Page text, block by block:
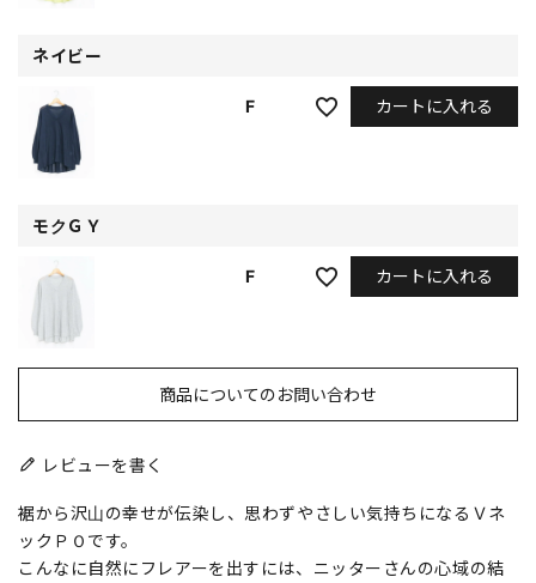
ネイビー
F カートに入れる
モクＧＹ
F カートに入れる
商品についてのお問い合わせ
レビューを書く
裾から沢山の幸せが伝染し、思わずやさしい気持ちになるＶネ
ックＰＯです。
こんなに自然にフレアーを出すには、ニッターさんの心域の結